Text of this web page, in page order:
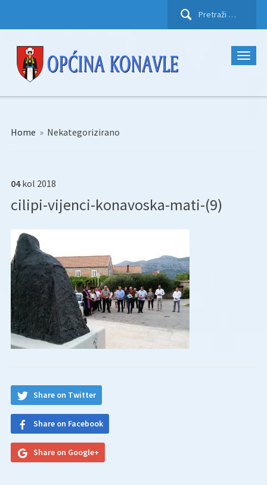
Pretraži:
Home » Nekategorizirano
04 kol 2018
cilipi-vijenci-konavoska-mati-(9)
Share on Twitter
Share on Facebook
Share on Google+